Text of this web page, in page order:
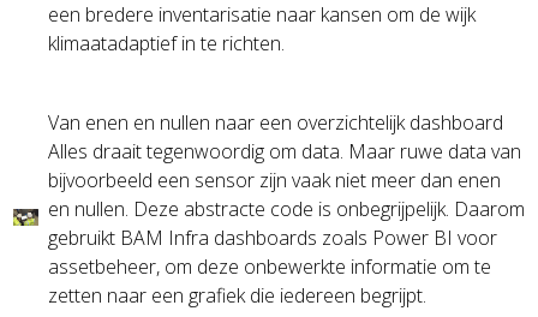
een bredere inventarisatie naar kansen om de wijk
klimaatadaptief in te richten.
Van enen en nullen naar een overzichtelijk dashboard
Alles draait tegenwoordig om data. Maar ruwe data van
bijvoorbeeld een sensor zijn vaak niet meer dan enen
en nullen. Deze abstracte code is onbegrijpelijk. Daarom
gebruikt BAM Infra dashboards zoals Power BI voor
assetbeheer, om deze onbewerkte informatie om te
zetten naar een grafiek die iedereen begrijpt.